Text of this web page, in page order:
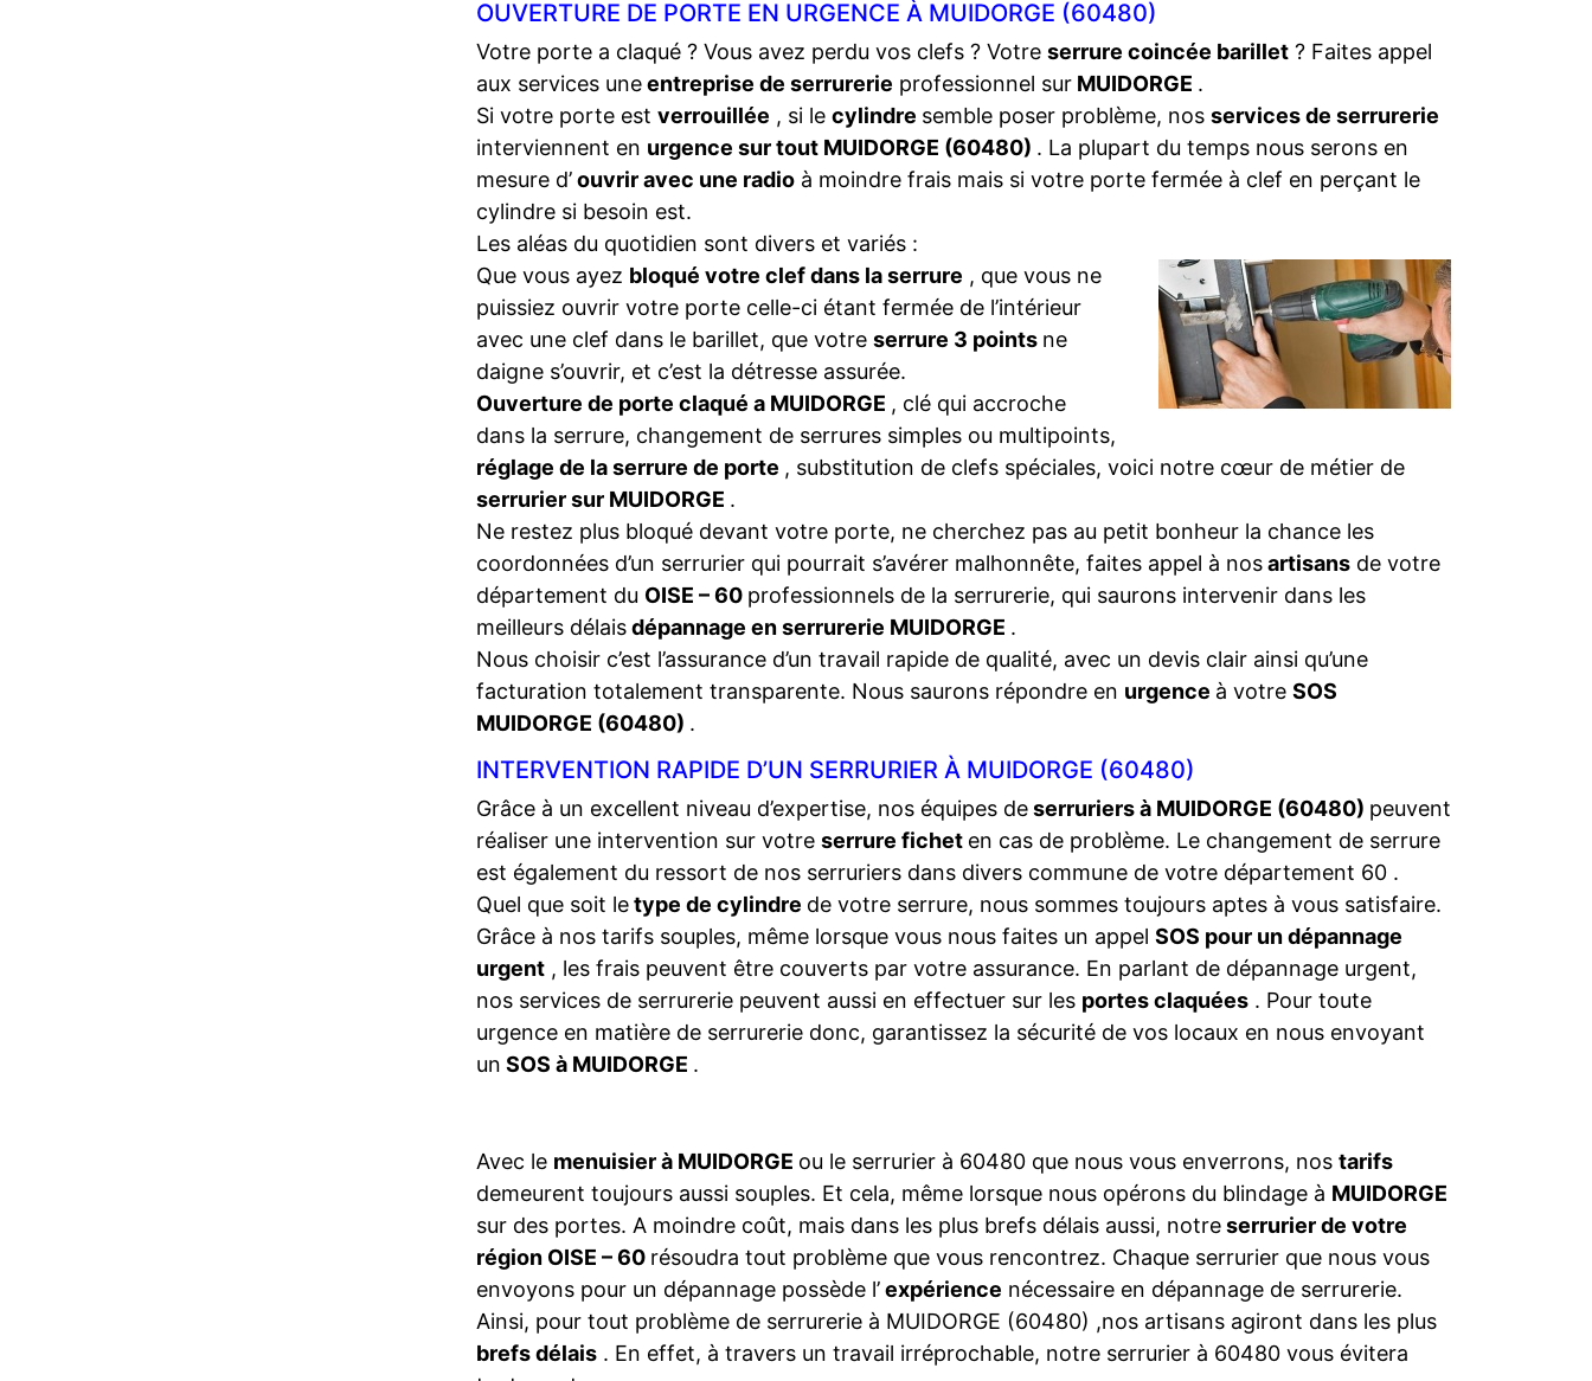
OUVERTURE DE PORTE EN URGENCE À MUIDORGE (60480)
Votre porte a claqué ? Vous avez perdu vos clefs ? Votre serrure coincée barillet ? Faites appel
aux services uneentreprise de serrurerie professionnel sur MUIDORGE .
Si votre porte est verrouillée , si le cylindre semble poser problème, nos services de serrurerie
interviennent en urgence sur tout MUIDORGE (60480) . La plupart du temps nous serons en
mesure d’ouvrir avec une radio à moindre frais mais si votre porte fermée à clef en perçant le
cylindre si besoin est.
Les aléas du quotidien sont divers et variés :
Que vous ayez bloqué votre clef dans la serrure , que vous ne
puissiez ouvrir votre porte celle-ci étant fermée de l’intérieur
avec une clef dans le barillet, que votre serrure 3 points ne
daigne s’ouvrir, et c’est la détresse assurée.
Ouverture de porte claqué a MUIDORGE , clé qui accroche
dans la serrure, changement de serrures simples ou multipoints,
réglage de la serrure de porte , substitution de clefs spéciales, voici notre cœur de métier de
serrurier sur MUIDORGE .
Ne restez plus bloqué devant votre porte, ne cherchez pas au petit bonheur la chance les
coordonnées d’un serrurier qui pourrait s’avérer malhonnête, faites appel à nosartisans de votre
département du OISE – 60 professionnels de la serrurerie, qui saurons intervenir dans les
meilleurs délaisdépannage en serrurerie MUIDORGE .
Nous choisir c’est l’assurance d’un travail rapide de qualité, avec un devis clair ainsi qu’une
facturation totalement transparente. Nous saurons répondre en urgence à votre SOS
MUIDORGE (60480) .
INTERVENTION RAPIDE D’UN SERRURIER À MUIDORGE (60480)
Grâce à un excellent niveau d’expertise, nos équipes deserruriers à MUIDORGE (60480) peuvent
réaliser une intervention sur votre serrure fichet en cas de problème. Le changement de serrure
est également du ressort de nos serruriers dans divers commune de votre département 60 .
Quel que soit letype de cylindre de votre serrure, nous sommes toujours aptes à vous satisfaire.
Grâce à nos tarifs souples, même lorsque vous nous faites un appel SOS pour un dépannage
urgent , les frais peuvent être couverts par votre assurance. En parlant de dépannage urgent,
nos services de serrurerie peuvent aussi en effectuer sur les portes claquées . Pour toute
urgence en matière de serrurerie donc, garantissez la sécurité de vos locaux en nous envoyant
un SOS à MUIDORGE .
Avec le menuisier à MUIDORGE ou le serrurier à 60480 que nous vous enverrons, nos tarifs
demeurent toujours aussi souples. Et cela, même lorsque nous opérons du blindage à MUIDORGE
sur des portes. A moindre coût, mais dans les plus brefs délais aussi, notreserrurier de votre
région OISE – 60 résoudra tout problème que vous rencontrez. Chaque serrurier que nous vous
envoyons pour un dépannage possède l’expérience nécessaire en dépannage de serrurerie.
Ainsi, pour tout problème de serrurerie à MUIDORGE (60480) ,nos artisans agiront dans les plus
brefs délais . En effet, à travers un travail irréprochable, notre serrurier à 60480 vous évitera